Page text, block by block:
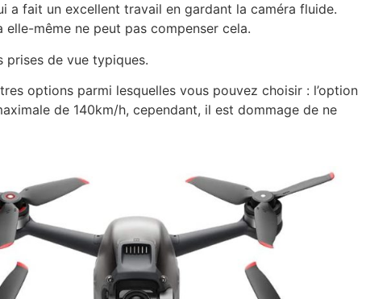
a fait un excellent travail en gardant la caméra fluide.
même ne peut pas compenser cela.
prises de vue typiques.
options parmi lesquelles vous pouvez choisir : l’option
de 140km/h, cependant, il est dommage de ne